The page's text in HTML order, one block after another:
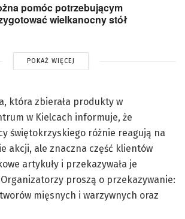
pomóc potrzebującym
wielkanocny stół
POKAŻ WIĘCEJ
która zbierała produkty w
w Kielcach informuje, że
świętokrzyskiego różnie reagują na
akcji, ale znaczna część klientów
artykuły i przekazywała je
proszą o przekazywanie:
mięsnych i warzywnych oraz